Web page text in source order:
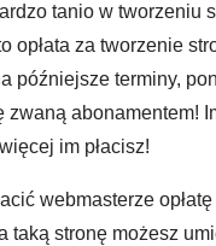
tanio w tworzeniu
opłata za tworzenie
późniejsze terminy,
zwaną abonamentem!
im płacisz!
webmasterze
taką stronę możesz